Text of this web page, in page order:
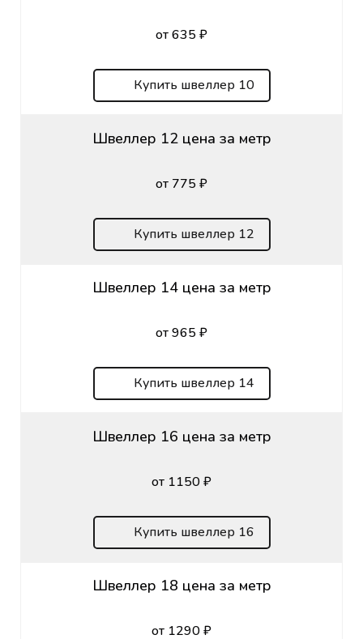
от 635 ₽
Купить швеллер 10
Швеллер 12 цена за метр
от 775 ₽
Купить швеллер 12
Швеллер 14 цена за метр
от 965 ₽
Купить швеллер 14
Швеллер 16 цена за метр
от 1150 ₽
Купить швеллер 16
Швеллер 18 цена за метр
от 1290 ₽